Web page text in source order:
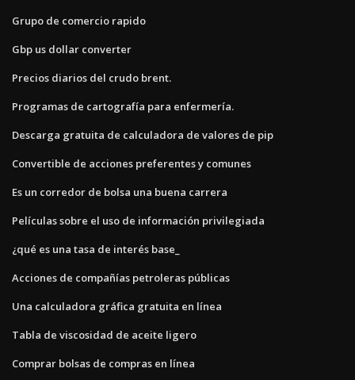
Grupo de comercio rapido
Gbp us dollar converter
Precios diarios del crudo brent.
Programas de cartografía para enfermería.
Descarga gratuita de calculadora de valores de pip
Convertible de acciones preferentes y comunes
Es un corredor de bolsa una buena carrera
Películas sobre el uso de información privilegiada
¿qué es una tasa de interés base_
Acciones de compañías petroleras públicas
Una calculadora gráfica gratuita en línea
Tabla de viscosidad de aceite ligero
Comprar bolsas de compras en línea